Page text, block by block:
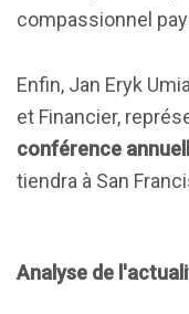
compassionnel
Enfin, Jan Eryk
et Financier,
conférence
tiendra à San
Analyse de